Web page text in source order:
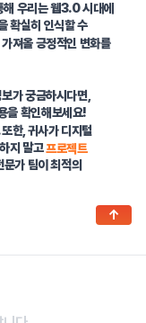
우리는 웹3.0 시대에
확실히 인식할 수
져올 긍정적인 변화를
가 궁금하시다면,
을 확인해보세요!
한, 귀사가 디지털
지 말고프로젝트
가 팀이 최적의
↑